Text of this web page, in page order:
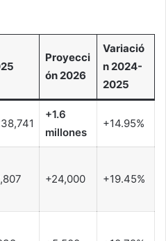
Proyecci
ón 2026
Variació
n 2024-
2025
+1.6
millones
+14.95%
+24,000 +19.45%